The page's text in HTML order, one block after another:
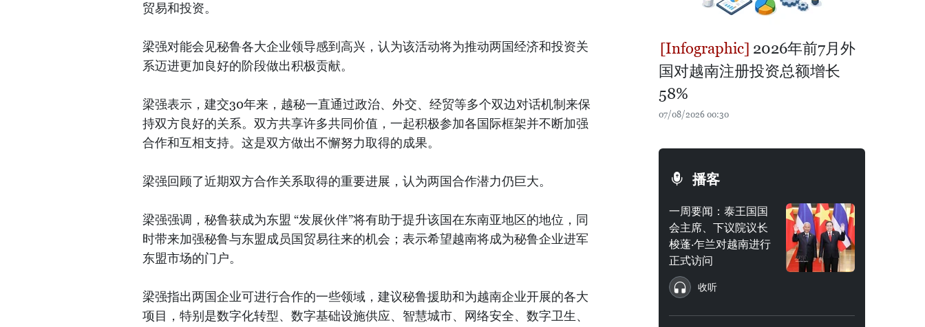
贸易和投资。
梁强对能会见秘鲁各大企业领导感到高兴，认为该活动将为推动两国经济和投资关
系迈进更加良好的阶段做出积极贡献。
梁强表示，建交30年来，越秘一直通过政治、外交、经贸等多个双边对话机制来保
持双方良好的关系。双方共享许多共同价值，一起积极参加各国际框架并不断加强
合作和互相支持。这是双方做出不懈努力取得的成果。
梁强回顾了近期双方合作关系取得的重要进展，认为两国合作潜力仍巨大。
梁强强调，秘鲁获成为东盟 “发展伙伴”将有助于提升该国在东南亚地区的地位，同
时带来加强秘鲁与东盟成员国贸易往来的机会；表示希望越南将成为秘鲁企业进军
东盟市场的门户。
梁强指出两国企业可进行合作的一些领域，建议秘鲁援助和为越南企业开展的各大
项目，特别是数字化转型、数字基础设施供应、智慧城市、网络安全、数字卫生、
2026年前7月外
国对越南注册投资总额增长
58%
07/08/2026 00:30
播客
一周要闻：泰王国国
会主席、下议院议长
梭蓬·乍兰对越南进行
正式访问
收听